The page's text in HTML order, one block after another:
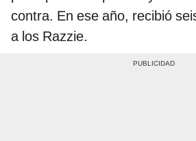
contra. En ese año, recibió
a los Razzie.